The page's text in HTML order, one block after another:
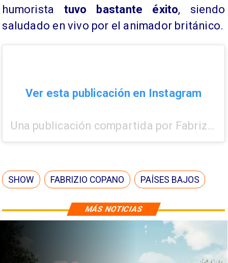
MÁS NOTICIAS
humorista tuvo bastante éxito, siendo
saludado en vivo por el animador británico.
Ver esta publicación en Instagram
Una publicación compartida por Fabrizio Copano (@fabriziocopano)
SHOW FABRIZIO COPANO PAÍSES BAJOS